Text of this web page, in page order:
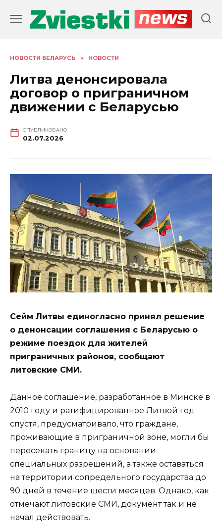
содержанию
НОВОСТИ БЕЛАРУСЬ » НОВОСТИ
Литва денонсировала
договор о приграничном
движении с Беларусью
ОПУБЛИКОВАНО
02.07.2026
Сейм Литвы единогласно принял решение
о денонсации соглашения с Беларусью о
режиме поездок для жителей
приграничных районов, сообщают
литовские СМИ.
Данное соглашение, разработанное в Минске в
2010 году и ратифицированное Литвой год
спустя, предусматривало, что граждане,
проживающие в приграничной зоне, могли бы
пересекать границу на основании
специальных разрешений, а также оставаться
на территории сопредельного государства до
90 дней в течение шести месяцев. Однако, как
отмечают литовские СМИ, документ так и не
начал действовать.